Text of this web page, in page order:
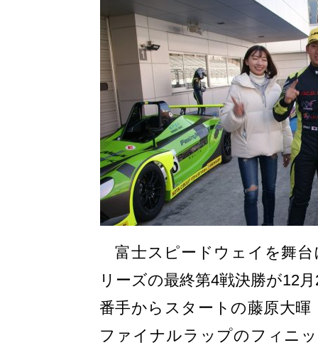
富士スピードウェイを舞台
リーズの最終第4戦決勝が12
番手からスタートの藤原大暉
ファイナルラップのフィニ